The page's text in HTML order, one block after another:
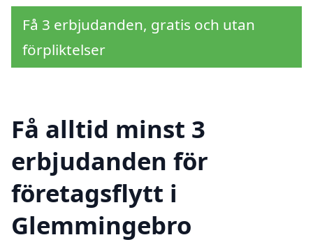
Få 3 erbjudanden, gratis och utan
förpliktelser
Få alltid minst 3
erbjudanden för
företagsflytt i
Glemmingebro